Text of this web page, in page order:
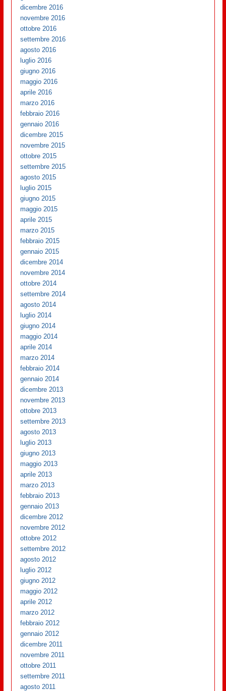
dicembre 2016
novembre 2016
ottobre 2016
settembre 2016
agosto 2016
luglio 2016
giugno 2016
maggio 2016
aprile 2016
marzo 2016
febbraio 2016
gennaio 2016
dicembre 2015
novembre 2015
ottobre 2015
settembre 2015
agosto 2015
luglio 2015
giugno 2015
maggio 2015
aprile 2015
marzo 2015
febbraio 2015
gennaio 2015
dicembre 2014
novembre 2014
ottobre 2014
settembre 2014
agosto 2014
luglio 2014
giugno 2014
maggio 2014
aprile 2014
marzo 2014
febbraio 2014
gennaio 2014
dicembre 2013
novembre 2013
ottobre 2013
settembre 2013
agosto 2013
luglio 2013
giugno 2013
maggio 2013
aprile 2013
marzo 2013
febbraio 2013
gennaio 2013
dicembre 2012
novembre 2012
ottobre 2012
settembre 2012
agosto 2012
luglio 2012
giugno 2012
maggio 2012
aprile 2012
marzo 2012
febbraio 2012
gennaio 2012
dicembre 2011
novembre 2011
ottobre 2011
settembre 2011
agosto 2011